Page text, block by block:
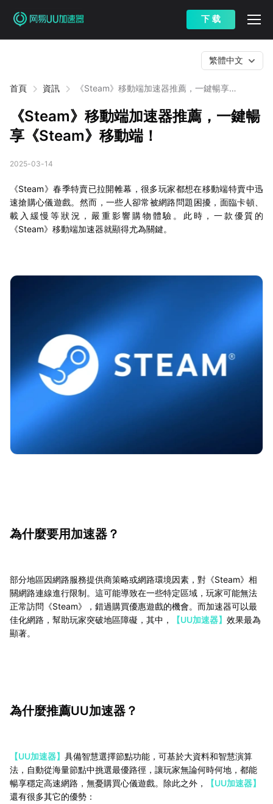
下 载
首頁 資訊
《Steam》移動端加速器推薦，一鍵暢享
繁體中文
《Steam》移動端加速器推薦，一鍵暢
享《Steam》移動端！
2025-03-14
《Steam》春季特賣已拉開帷幕，很多玩家都想在移動端特賣中迅
速搶購心儀遊戲。然而，一些人卻常被網路問題困擾，面臨卡頓、
載入緩慢等狀況，嚴重影響購物體驗。此時，一款優質的
《Steam》移動端加速器就顯得尤為關鍵。
為什麼要用加速器？
部分地區因網路服務提供商策略或網路環境因素，對《Steam》相
關網路連線進行限制。這可能導致在一些特定區域，玩家可能無法
正常訪問《Steam》，錯過購買優惠遊戲的機會。而加速器可以最
佳化網路，幫助玩家突破地區障礙，其中，
【UU加速器】 效果最為
顯著。
為什麼推薦UU加速器？
【UU加速器】 具備智慧選擇節點功能，可基於大資料和智慧演算
法，自動從海量節點中挑選最優路徑，讓玩家無論何時何地，都能
暢享穩定高速網路，無憂購買心儀遊戲。除此之外，
【UU加速器】
還有很多其它的優勢：